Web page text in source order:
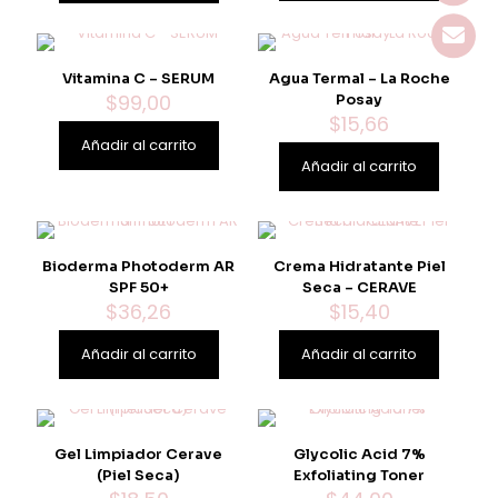
Vitamina C – SERUM
$99,00
Añadir al carrito
Agua Termal – La Roche
Posay
$15,66
Añadir al carrito
Bioderma Photoderm AR
SPF 50+
$36,26
Añadir al carrito
Crema Hidratante Piel
Seca – CERAVE
$15,40
Añadir al carrito
Gel Limpiador Cerave
(Piel Seca)
Glycolic Acid 7%
Exfoliating Toner